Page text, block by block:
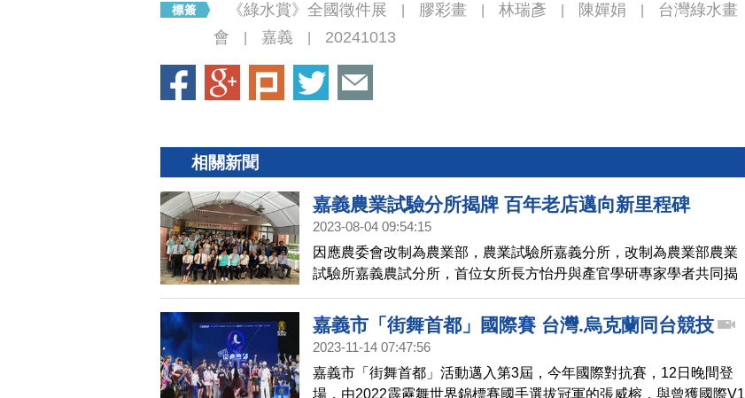
《綠水賞》全國徵件展 膠彩畫 林瑞彥 陳嬋娟
台灣綠水畫
會
嘉義 20241013
相關新聞
嘉義農業試驗分所揭牌 百年老店邁向新里程碑
2023-08-04 09:54:15
因應農委會改制為農業部，農業試驗所嘉義分所，改制為農業部農業
試驗所嘉義農試分所，首位女所長方怡丹與產官學研專家學者共同揭
牌，一起見證百年老店邁向新的里程碑。
嘉義市「街舞首都」國際賽 台灣.烏克蘭同台競技
2023-11-14 07:47:56
嘉義市「街舞首都」活動邁入第3屆，今年國際對抗賽，12日晚間登
場，由2022霹靂舞世界錦標賽國手選拔冠軍的張威榕，與曾獲國際V1